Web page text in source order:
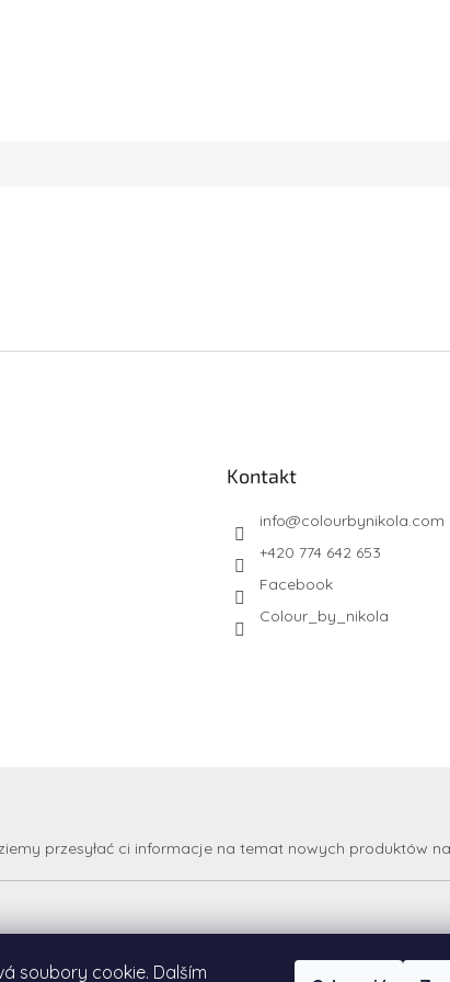
soubory cookie. Dalším
Kontakt
info@colourbynikola.com
+420 774 642 653
Facebook
Colour_by_nikola
przesyłać ci informacje na temat nowych produktów